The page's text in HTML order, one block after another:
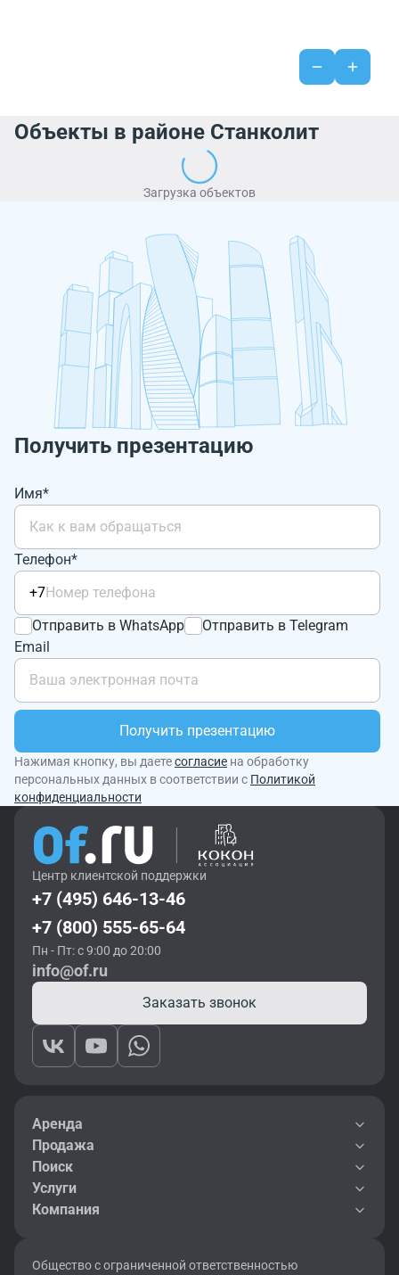
Объекты в районе Станколит
Загрузка объектов
Получить презентацию
Имя*
Телефон*
+7
Отправить в WhatsApp
Отправить в Telegram
Email
Получить презентацию
Нажимая кнопку, вы даетесогласие на обработку
персональных данных в соответствии с Политикой
конфиденциальности
Центр клиентской поддержки
+7 (495) 646-13-46
+7 (800) 555-65-64
Пн - Пт: с 9:00 до 20:00
info@of.ru
Заказать звонок
Аренда
Продажа
Поиск
Услуги
Компания
Общество с ограниченной ответственностью